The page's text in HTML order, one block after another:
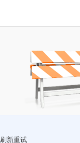
新重试